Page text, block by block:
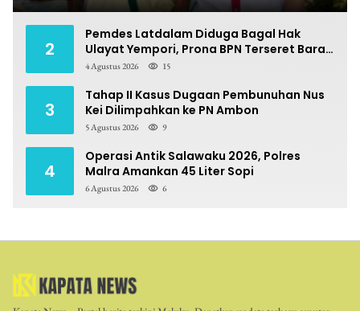
2
Pemdes Latdalam Diduga Bagal Hak
Ulayat Yempori, Prona BPN Terseret Bara
Sengketa
4 Agustus 2026 15
3
Tahap II Kasus Dugaan Pembunuhan Nus
Kei Dilimpahkan ke PN Ambon
5 Agustus 2026 9
4
Operasi Antik Salawaku 2026, Polres
Malra Amankan 45 Liter Sopi
6 Agustus 2026 6